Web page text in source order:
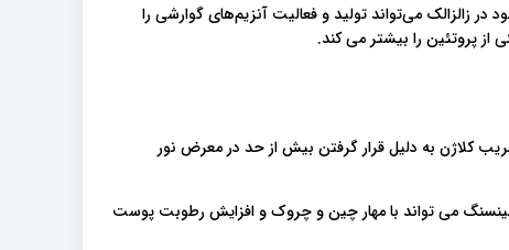
زالزالک می‌تواند تولید و فعالیت آنزیم‌های گوارشی را
پروتئین را بیشتر می کند.
کلاژن به دلیل قرار گرفتن بیش از حد در معرض نور
می تواند با مهار چین و چروک و افزایش رطوبت پوست